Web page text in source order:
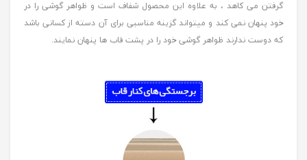
گرفتن می کاهد ، به علاوه این محصول شفاف است و ظواهر گوشی را در
خود پنهان نمی کند و میتواند گزینه مناسبی برای آن دسته از کسانی باشد
که دوست ندارند ظواهر گوشی خود را در پشت قاب ها پنهان نمایند.